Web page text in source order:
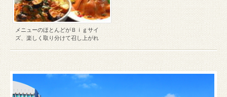
メニューのほとんどがＢｉｇサイ
ズ、楽しく取り分けて召し上がれ